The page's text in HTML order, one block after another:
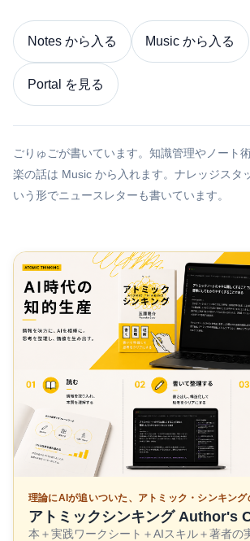
Notes から入る Music から入る
Portal を見る
ごりゅごが書いています。知識管理やノート
楽の話は Music から入れます。ナレッジスタ
いう形でニュースレターも書いています。
理論にAIが追いついた、アトミック・シンキング
アトミックシンキング Author's
本＋実践ワークシート＋AIスキル＋著者の